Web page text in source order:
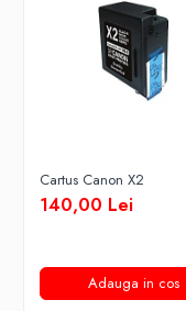
Cartus Canon X2
140,00 Lei
Adauga in cos